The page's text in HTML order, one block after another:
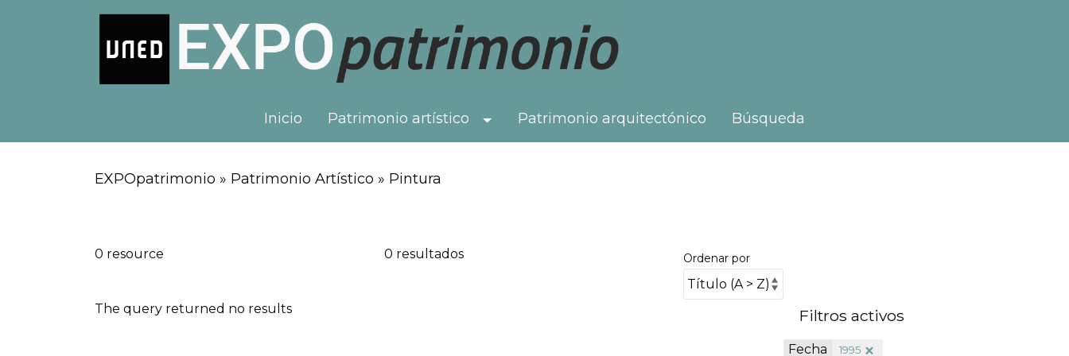
Inicio Patrimonio artístico Toggle Dropdown
Patrimonio arquitectónico Búsqueda
EXPOpatrimonio » Patrimonio Artístico » Pintura
0 resource 0 resultados Ordenar por
The query returned no results Filtros activos
Fecha 1995